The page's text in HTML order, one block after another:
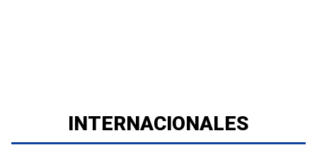
INTERNACIONALES